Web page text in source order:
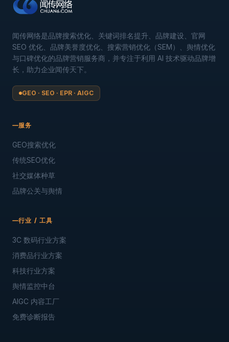
闻传网络是品牌搜索优化、关键词排名提升、品牌建设、官网
SEO 优化、品牌美誉度优化、搜索营销优化（SEM）、舆情优化
与口碑优化的品牌营销服务商，并专注于利用 AI 技术驱动品牌增
长，助力企业闻传天下。
GEO · SEO · EPR · AIGC
服务
GEO搜索优化
传统SEO优化
社交媒体种草
品牌公关与舆情
行业 / 工具
3C 数码行业方案
消费品行业方案
科技行业方案
舆情监控中台
AIGC 内容工厂
免费诊断报告